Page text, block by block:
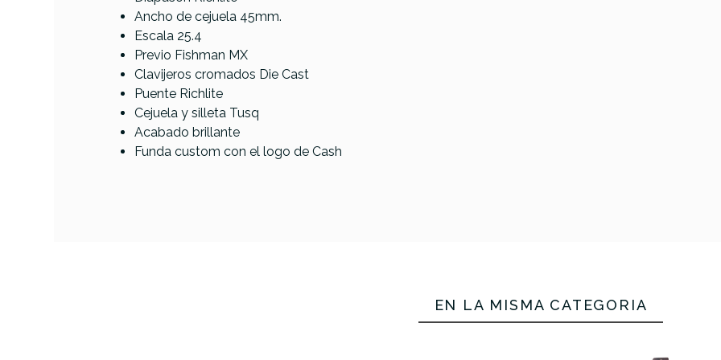
Ancho de cejuela 45mm.
Escala 25.4
Previo Fishman MX
Clavijeros cromados Die Cast
Puente Richlite
Cejuela y silleta Tusq
Acabado brillante
Funda custom con el logo de Cash
AVAILABILITY
PRECIO
DESCRIPCIÓN
EN LA MISMA CATEGORÍA